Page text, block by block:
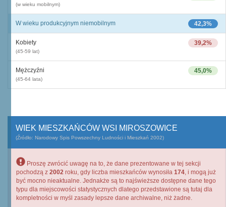
(w wieku mobilnym)
42,3%
W wieku produkcyjnym niemobilnym
39,2%
Kobiety
(45-59 lat)
45,0%
Mężczyźni
(45-64 lata)
WIEK MIESZKAŃCÓW WSI MIROSZOWICE
(Źródło: Narodowy Spis Powszechny Ludności i Mieszkań 2002)
Proszę zwrócić uwagę na to, że dane prezentowane w tej sekcji
pochodzą z 2002 roku, gdy liczba mieszkańców wynosiła 174, i mogą już
być mocno nieaktualne. Jednakże są to najświeższe dostępne dane tego
typu dla miejscowości statystycznych dlatego przedstawione są tutaj dla
kompletności w myśl zasady lepsze dane archiwalne, niż żadne.